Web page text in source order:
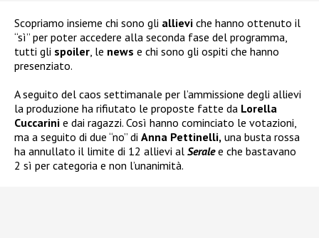
Scopriamo insieme chi sono gli allievi che hanno ottenuto il
“sì” per poter accedere alla seconda fase del programma,
tutti gli spoiler , le news e chi sono gli ospiti che hanno
presenziato.
A seguito del caos settimanale per l’ammissione degli allievi
la produzione ha rifiutato le proposte fatte da Lorella
Cuccarini e dai ragazzi. Così hanno cominciato le votazioni,
ma a seguito di due “no” di Anna Pettinelli, una busta rossa
ha annullato il limite di 12 allievi al Seralee che bastavano
2 sì per categoria e non l’unanimità.